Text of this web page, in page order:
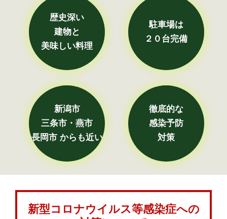
歴史深い
建物と
美味しい料理
駐車場は
２０台完備
新潟市
三条市・燕市
長岡市 からも近い
徹底的な
感染予防
対策
新型コロナウイルス等感染症への